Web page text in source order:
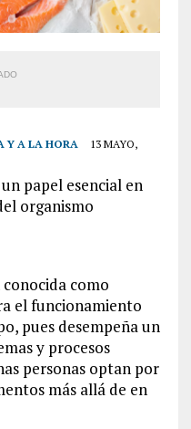
Y A LA HORA
13 MAYO,
papel esencial en
organismo
como
el funcionamiento
pues desempeña un
y procesos
personas optan por
más allá de en